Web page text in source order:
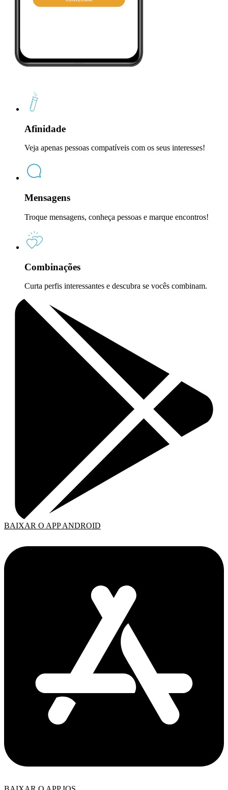
Afinidade
Veja apenas pessoas compatíveis com os seus interesses!
Mensagens
Troque mensagens, conheça pessoas e marque encontros!
Combinações
Curta perfis interessantes e descubra se vocês combinam.
BAIXAR O APP ANDROID